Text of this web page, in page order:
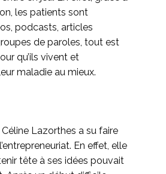
les patients sont
podcasts, articles
de paroles, tout est
qu’ils vivent et
maladie au mieux.
Lazorthes a su faire
En effet, elle
tête à ses idées pouvait